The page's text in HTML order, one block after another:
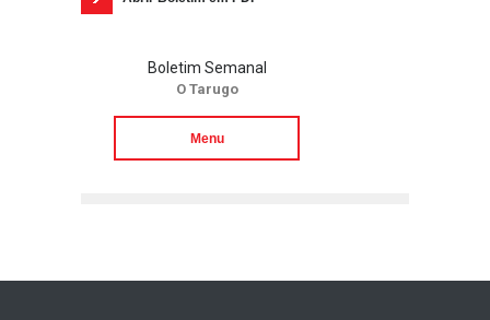
Boletim Semanal
O Tarugo
Menu